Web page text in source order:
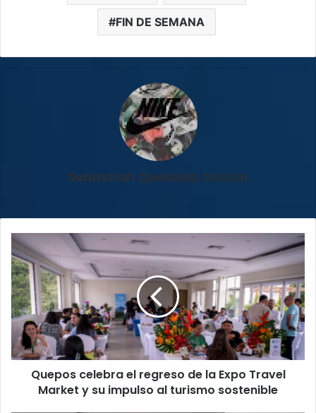
FIN DE SEMANA
Sebastian Quesada Orozco
Quepos
celebra
el
regreso
de
la
Expo
Travel
Market
Quepos celebra el regreso de la Expo Travel
Market y su impulso al turismo sostenible